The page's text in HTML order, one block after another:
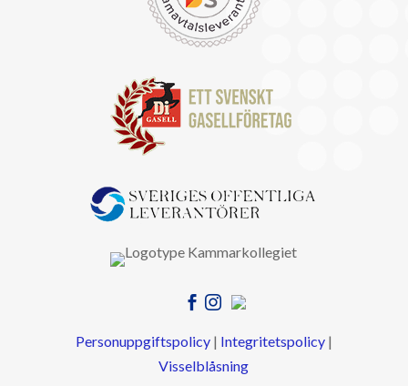
 
Personuppgiftspolicy| Integritetspolicy|
Visselblåsning